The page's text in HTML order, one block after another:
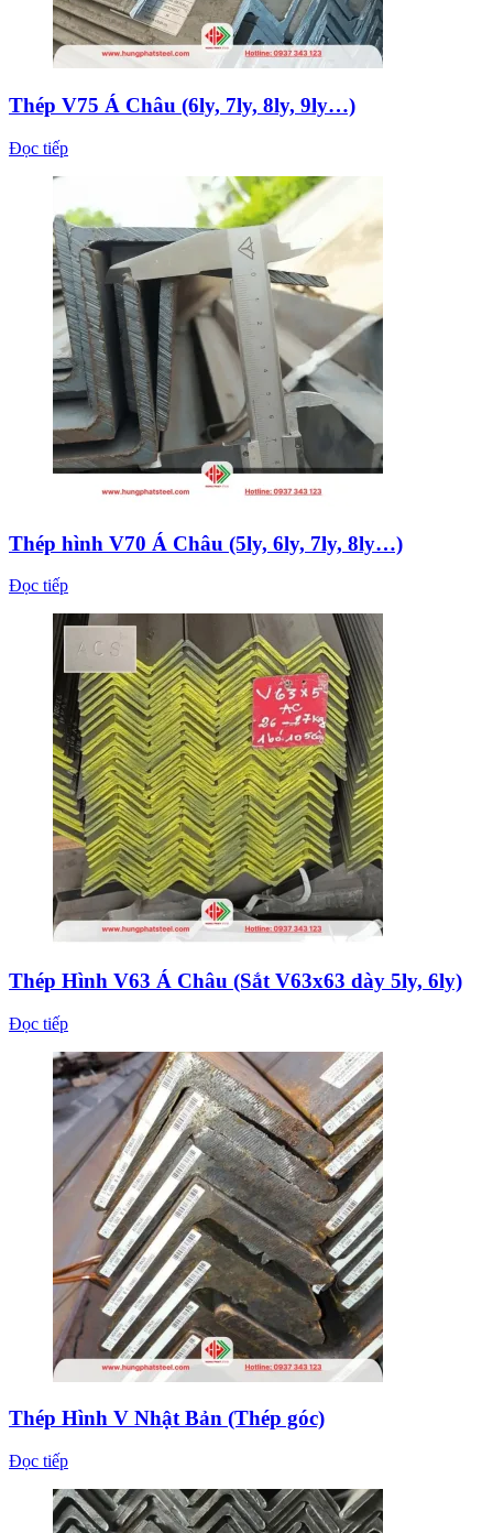
Thép V75 Á Châu (6ly, 7ly, 8ly, 9ly…)
Đọc tiếp
Thép hình V70 Á Châu (5ly, 6ly, 7ly, 8ly…)
Đọc tiếp
Thép Hình V63 Á Châu (Sắt V63x63 dày 5ly, 6ly)
Đọc tiếp
Thép Hình V Nhật Bản (Thép góc)
Đọc tiếp